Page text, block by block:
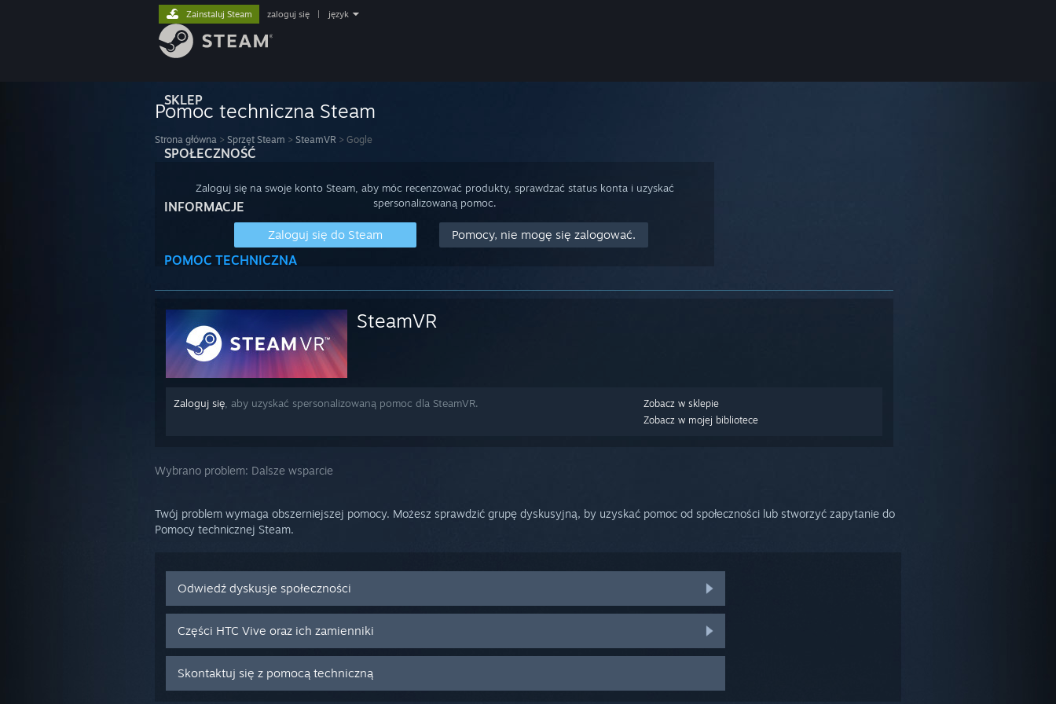
SKLEP
SPOŁECZNOŚĆ
INFORMACJE
POMOC TECHNICZNA
Zainstaluj Steam zaloguj się język
Pomoc techniczna Steam
Strona główna > Sprzęt Steam > SteamVR > Gogle
Zaloguj się na swoje konto Steam, aby móc recenzować produkty, sprawdzać status konta i uzyskać
spersonalizowaną pomoc.
Zaloguj się do Steam Pomocy, nie mogę się zalogować.
SteamVR
Zobacz w sklepie
Zobacz w mojej bibliotece
Zaloguj się , aby uzyskać spersonalizowaną pomoc dla SteamVR.
Wybrano problem: Dalsze wsparcie
Twój problem wymaga obszerniejszej pomocy. Możesz sprawdzić grupę dyskusyjną, by uzyskać pomoc od społeczności lub stworzyć zapytanie do
Pomocy technicznej Steam.
Odwiedź dyskusje społeczności
Części HTC Vive oraz ich zamienniki
Skontaktuj się z pomocą techniczną